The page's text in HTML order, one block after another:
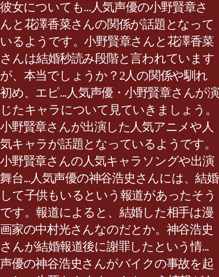
彼女についても...人気声優の小野賢章さ
んと花澤香菜さんの関係が話題となって
いるようです。小野賢章さんと花澤香菜
さんは結婚秒読み段階と言われています
が、本当でしょうか？2人の関係や馴れ
初め、エピ...人気声優・小野賢章さんが演
じたキャラについて見ていきましょう。
小野賢章さんが出演した人気アニメや人
気キャラが話題となっているようです。
小野賢章さんの人気キャラソングや出演
舞台...人気声優の神谷浩史さんには、結婚
して子供もいるという報道があったそう
です。報道によると、結婚した相手は漫
画家の中村光さんなのだとか。神谷浩史
さんが結婚報道後に謝罪したという情...
声優の神谷浩史さんがバイクの事故を起